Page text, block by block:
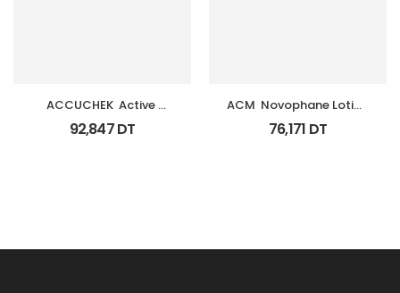
ACCUCHEK  Active
Coffret 110
Bandlettes+Appareil
92,847DT
ACM  Novophane Lotion
100Ml
76,171 DT